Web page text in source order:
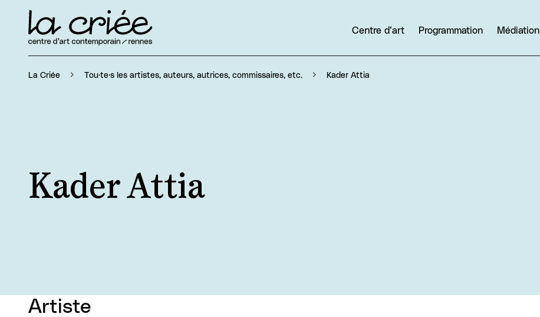
Centre d’art Programmation Médiation
La Criée Tou·te·s les artistes, auteurs, autrices, commissaires, etc. Kader Attia
Kader Attia
Artiste